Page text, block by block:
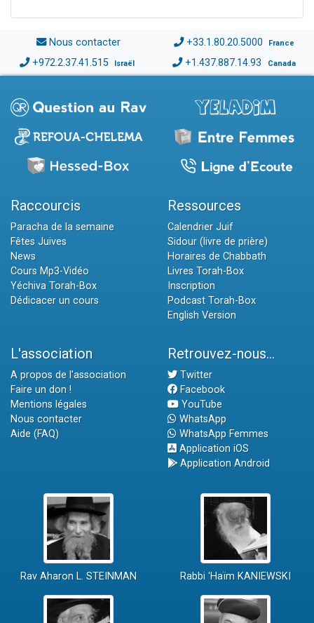
Nous contacter +33.1.80.20.5000 France
+972.2.37.41.515 Israël +1.437.887.14.93 Canada
Raccourcis
Paracha de la semaine
Fêtes Juives
News
Cours Mp3-Vidéo
Yéchiva Torah-Box
Dédicacer un cours
Ressources
Calendrier Juif
Sidour (livre de prière)
Horaires de Chabbath
Livres Torah-Box
Inscription
Podcast Torah-Box
English Version
L'association
A propos de l'association
Faire un don !
Mentions légales
Nous contacter
Aide (FAQ)
Retrouvez-nous...
Twitter
Facebook
YouTube
WhatsApp
WhatsApp Femmes
Application iOS
Application Android
Rav Aharon L. STEINMAN Rabbi 'Haïm KANIEWSKI